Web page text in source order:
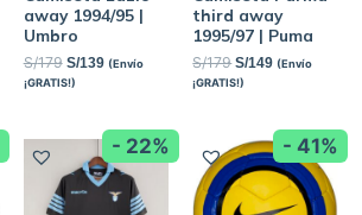
away 1994/95 |
Umbro
S/179 S/139 (Envío
¡GRATIS!)
third away
1995/97 | Puma
S/179 S/149 (Envío
¡GRATIS!)
- 22% - 41%